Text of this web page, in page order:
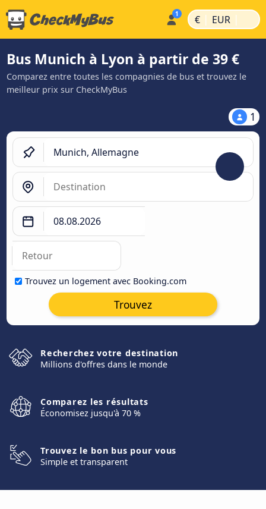
€ | EUR |
Bus Munich à Lyon à partir de 39 €
Comparez entre toutes les compagnies de bus et trouvez le
meilleur prix sur CheckMyBus
1
Trouvez un logement avec Booking.com
Trouvez
Recherchez votre destination
Millions d'offres dans le monde
Comparez les résultats
Économisez jusqu'à 70 %
Trouvez le bon bus pour vous
Simple et transparent